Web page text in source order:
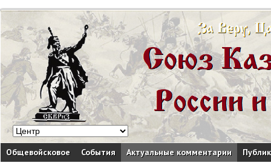
Общевойсковое События Актуальные комментарии